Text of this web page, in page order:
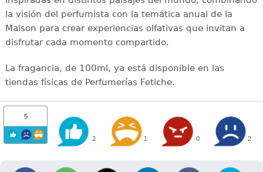
la visión del perfumista con la temática anual de la
Maison para crear experiencias olfativas que invitan a
disfrutar cada momento compartido.
La fragancia, de 100ml, ya está disponible en las
tiendas físicas de Perfumerías Fetiche.
5
2 1 0 2